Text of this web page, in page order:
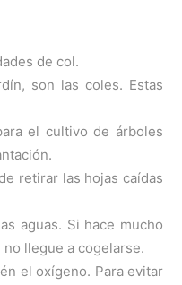
de col.
son las coles. Estas
el cultivo de árboles
retirar las hojas caídas
aguas. Si hace mucho
llegue a cogelarse.
el oxígeno. Para evitar